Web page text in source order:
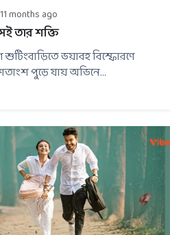
11 months ago
তার শক্তি
ভয়াবহ বিস্ফোরণে
পুড়ে যায় অভিনে...